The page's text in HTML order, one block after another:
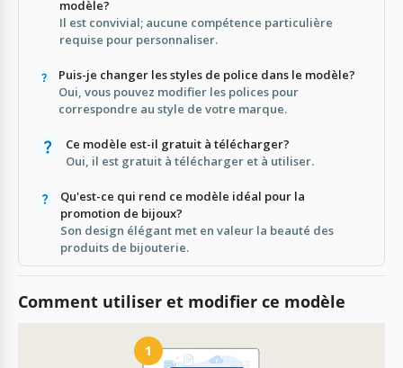
modèle?
Il est convivial; aucune compétence particulière
requise pour personnaliser.
Puis-je changer les styles de police dans le modèle?
Oui, vous pouvez modifier les polices pour
correspondre au style de votre marque.
Ce modèle est-il gratuit à télécharger?
Oui, il est gratuit à télécharger et à utiliser.
Qu'est-ce qui rend ce modèle idéal pour la
promotion de bijoux?
Son design élégant met en valeur la beauté des
produits de bijouterie.
Comment utiliser et modifier ce modèle
1